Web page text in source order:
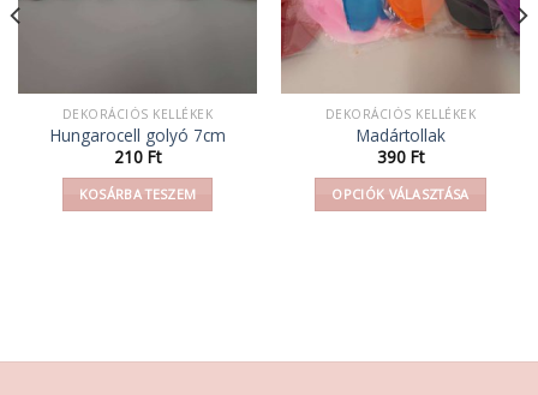
DEKORÁCIÓS KELLÉKEK
Hungarocell golyó 7cm
210 Ft
KOSÁRBA TESZEM
DEKORÁCIÓS KELLÉKEK
Madártollak
390 Ft
OPCIÓK VÁLASZTÁSA